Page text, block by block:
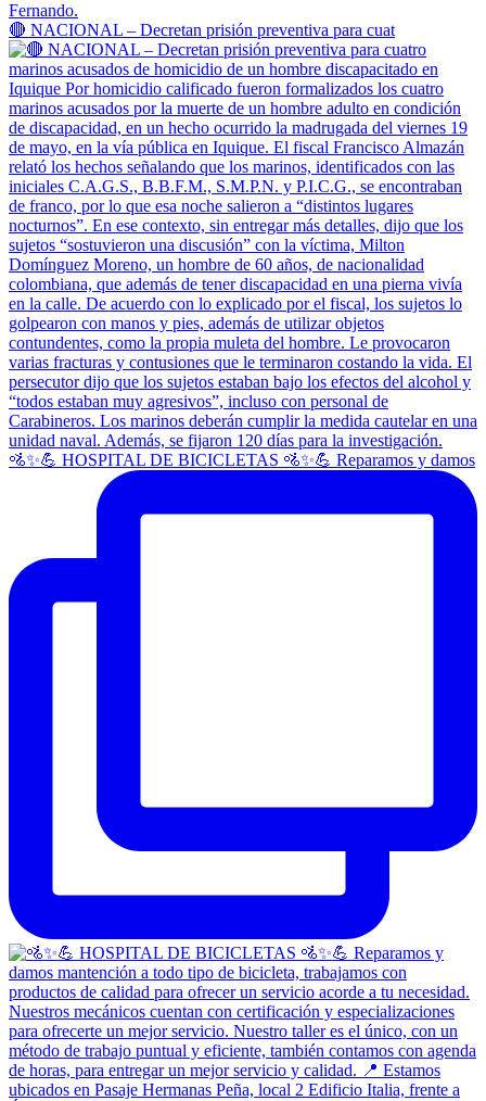
🔴 NACIONAL – Decretan prisión preventiva para cuat
🚵✨💪 HOSPITAL DE BICICLETAS 🚵✨💪 Reparamos y damos